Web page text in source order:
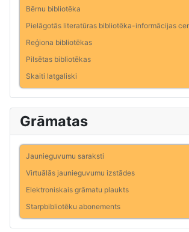
Bērnu bibliotēka
Pielāgotās literatūras bibliotēka-informācijas
Reģiona bibliotēkas
Pilsētas bibliotēkas
Skaiti latgaliski
Grāmatas
Jaunieguvumu saraksti
Virtuālās jaunieguvumu izstādes
Elektroniskais grāmatu plaukts
Starpbibliotēku abonements